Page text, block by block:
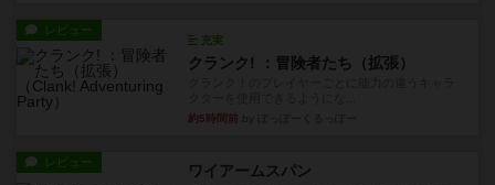
レビュー
充実
クランク! ：冒険者たち（拡張）
約5時間前
レビュー ワイアームスパン